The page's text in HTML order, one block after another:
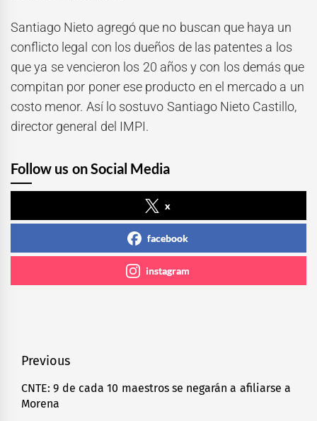
Santiago Nieto agregó que no buscan que haya un
conflicto legal con los dueños de las patentes a los
que ya se vencieron los 20 años y con los demás que
compitan por poner ese producto en el mercado a un
costo menor. Así lo sostuvo Santiago Nieto Castillo,
director general del IMPI.
Follow us on Social Media
x
facebook
instagram
Navegación
de
entradas
Previous
Previous
post:
CNTE: 9 de cada 10 maestros se negarán a afiliarse a
Morena